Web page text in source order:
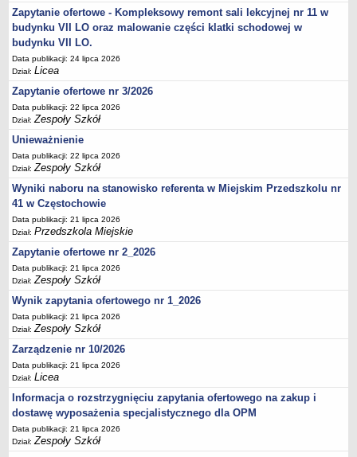
Sprawozdania
Deklaracja dostępności
OŚWIADCZENIA MAJĄTKOWE
PONOWNE WYKORZYSTYWANIE
OCHRONA DANYCH OSOBOWYCH
Zapytanie ofertowe - Kompleksowy remont sali lekcyjnej nr 11 w
budynku VII LO oraz malowanie części klatki schodowej w
budynku VII LO.
Data publikacji: 24 lipca 2026
Dział:Licea
Zapytanie ofertowe nr 3/2026
Data publikacji: 22 lipca 2026
Dział:Zespoły Szkół
Unieważnienie
Data publikacji: 22 lipca 2026
Dział:Zespoły Szkół
Wyniki naboru na stanowisko referenta w Miejskim Przedszkolu nr
41 w Częstochowie
Data publikacji: 21 lipca 2026
Dział:Przedszkola Miejskie
Zapytanie ofertowe nr 2_2026
Data publikacji: 21 lipca 2026
Dział:Zespoły Szkół
Wynik zapytania ofertowego nr 1_2026
Data publikacji: 21 lipca 2026
Dział:Zespoły Szkół
Zarządzenie nr 10/2026
Data publikacji: 21 lipca 2026
Dział:Licea
Informacja o rozstrzygnięciu zapytania ofertowego na zakup i
dostawę wyposażenia specjalistycznego dla OPM
Data publikacji: 21 lipca 2026
Dział:Zespoły Szkół